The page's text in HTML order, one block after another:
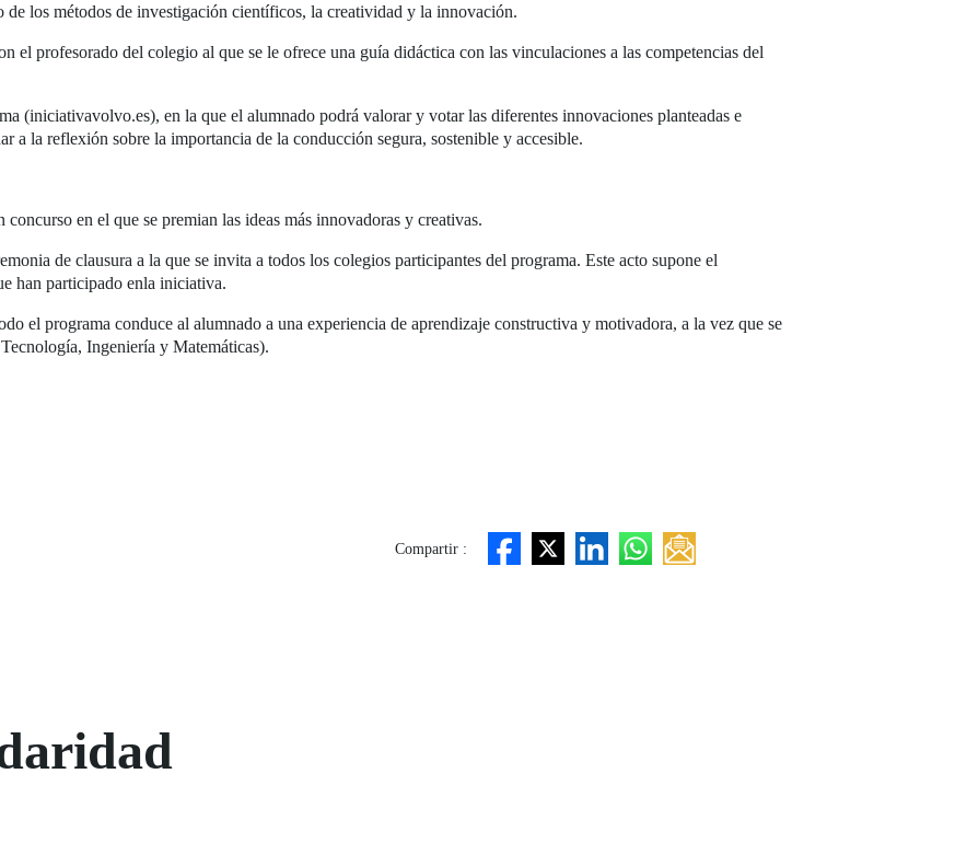
los métodos de investigación científicos, la creatividad y la innovación.
el profesorado del colegio al que se le ofrece una guía didáctica con las vinculaciones a las competencias del
(iniciativavolvo.es), en la que el alumnado podrá valorar y votar las diferentes innovaciones planteadas e
a la reflexión sobre la importancia de la conducción segura, sostenible y accesible.
en el que se premian las ideas más innovadoras y creativas.
de clausura a la que se invita a todos los colegios participantes del programa. Este acto supone el
han participado enla iniciativa.
el programa conduce al alumnado a una experiencia de aprendizaje constructiva y motivadora, a la vez que se
Ingeniería y Matemáticas).
Compartir :